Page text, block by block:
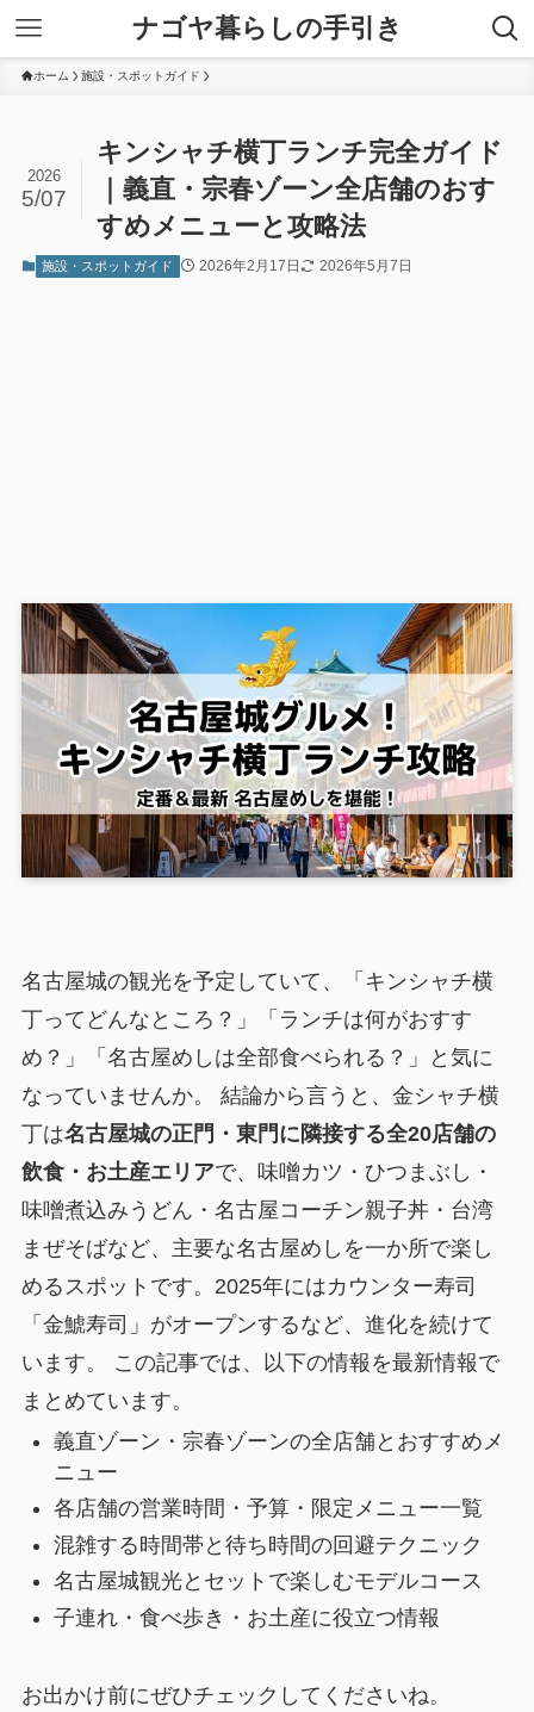
ナゴヤ暮らしの手引き
ホーム 施設・スポットガイド
キンシャチ横丁ランチ完全ガイド
｜義直・宗春ゾーン全店舗のおす
すめメニューと攻略法
2026
5/07
施設・スポットガイド 2026年2月17日 2026年5月7日
名古屋城の観光を予定していて、「キンシャチ横
丁ってどんなところ？」「ランチは何がおすす
め？」「名古屋めしは全部食べられる？」と気に
なっていませんか。 結論から言うと、金シャチ横
丁は名古屋城の正門・東門に隣接する全20店舗の
飲食・お土産エリアで、味噌カツ・ひつまぶし・
味噌煮込みうどん・名古屋コーチン親子丼・台湾
まぜそばなど、主要な名古屋めしを一か所で楽し
めるスポットです。2025年にはカウンター寿司
「金鯱寿司」がオープンするなど、進化を続けて
います。 この記事では、以下の情報を最新情報で
まとめています。
義直ゾーン・宗春ゾーンの全店舗とおすすめメ
ニュー
各店舗の営業時間・予算・限定メニュー一覧
混雑する時間帯と待ち時間の回避テクニック
名古屋城観光とセットで楽しむモデルコース
子連れ・食べ歩き・お土産に役立つ情報
お出かけ前にぜひチェックしてくださいね。